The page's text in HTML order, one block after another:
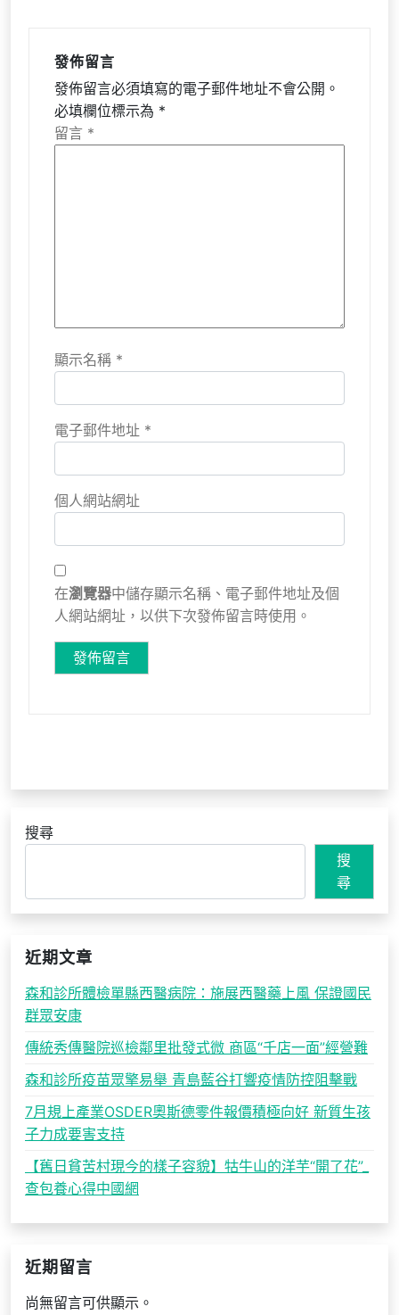
發佈留言
發佈留言必須填寫的電子郵件地址不會公開。
必填欄位標示為 *
留言 *
顯示名稱 *
電子郵件地址 *
個人網站網址
在瀏覽器中儲存顯示名稱、電子郵件地址及個
人網站網址，以供下次發佈留言時使用。
搜尋
搜
尋
近期文章
森和診所體檢單縣西醫病院：施展西醫藥上風 保證國民
群眾安康
傳統秀傳醫院巡檢鄰里批發式微 商區“千店一面”經營難
森和診所疫苗眾擎易舉 青島藍谷打響疫情防控阻擊戰
7月規上產業OSDER奧斯德零件報價積極向好 新質生孩
子力成要害支持
【舊日貧苦村現今的樣子容貌】牯牛山的洋芋“開了花”_
查包養心得中國網
近期留言
尚無留言可供顯示。